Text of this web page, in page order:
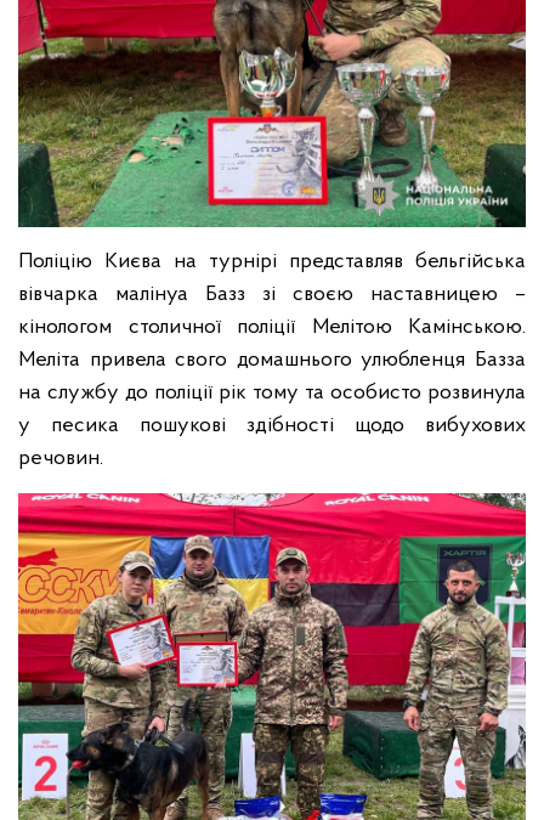
Поліцію Києва на турнірі представляв бельгійська
вівчарка малінуа Базз зі своєю наставницею –
кінологом столичної поліції Мелітою Камінською.
Меліта привела свого домашнього улюбленця Базза
на службу до поліції рік тому та особисто розвинула
у песика пошукові здібності щодо вибухових
речовин.